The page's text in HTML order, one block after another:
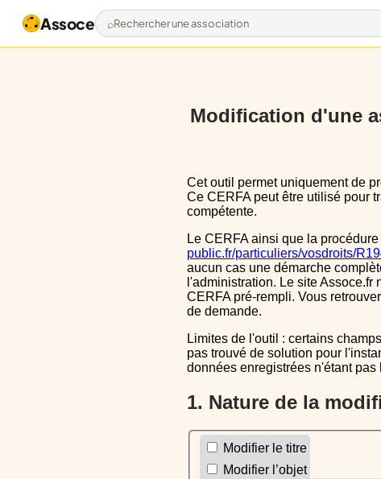
Assoce Rechercher une association
Modification d'une
Cet outil permet uniquement de pré-remplir le CERFA 13972*03 avec les données actuellement disponibles publiquement.
Ce CERFA peut être utilisé pour
compétente.
Le CERFA ainsi que la
public.fr/particuliers/vosdroits/
aucun cas une démarche
l'administration. Le site
CERFA pré-rempli. Vous
de demande.
Limites de l'outil : certains champs sont un peu décalé dans le CERFA, ils le sont aussi dans le CERFA initial, nous n'avons
pas trouvé de solution pour
données enregistrées n'étant
1. Nature de la
Modifier le titre
Modifier l’objet